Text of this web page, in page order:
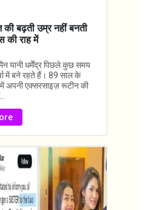
की बढ़ती उम्र नहीं बनती
की राह में
यानी धर्मेंद्र पिछले कुछ समय
में बने रहते हैं। 89 साल के
में अपनी एक्सरसाइज़ रूटीन की